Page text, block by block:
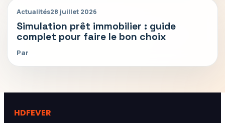
Actualités28 juillet 2026
Simulation prêt immobilier : guide
complet pour faire le bon choix
Par
HDFEVER